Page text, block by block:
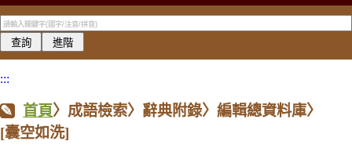
:::
首頁〉成語檢索〉辭典附錄〉編輯總資料庫〉
[囊空如洗]